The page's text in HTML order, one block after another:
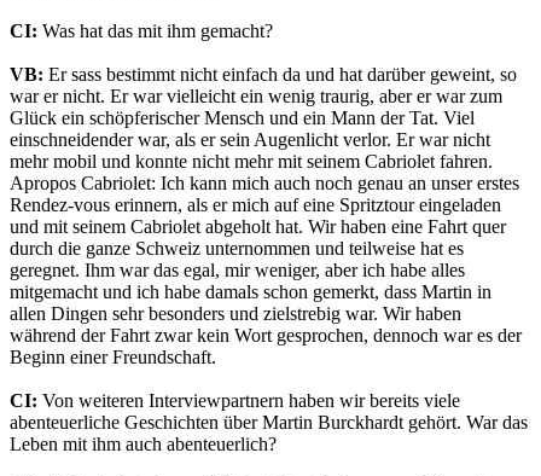
CI: Was hat das mit ihm gemacht?
VB: Er sass bestimmt nicht einfach da und hat darüber geweint, so
war er nicht. Er war vielleicht ein wenig traurig, aber er war zum
Glück ein schöpferischer Mensch und ein Mann der Tat. Viel
einschneidender war, als er sein Augenlicht verlor. Er war nicht
mehr mobil und konnte nicht mehr mit seinem Cabriolet fahren.
Apropos Cabriolet: Ich kann mich auch noch genau an unser erstes
Rendez-vous erinnern, als er mich auf eine Spritztour eingeladen
und mit seinem Cabriolet abgeholt hat. Wir haben eine Fahrt quer
durch die ganze Schweiz unternommen und teilweise hat es
geregnet. Ihm war das egal, mir weniger, aber ich habe alles
mitgemacht und ich habe damals schon gemerkt, dass Martin in
allen Dingen sehr besonders und zielstrebig war. Wir haben
während der Fahrt zwar kein Wort gesprochen, dennoch war es der
Beginn einer Freundschaft.
CI: Von weiteren Interviewpartnern haben wir bereits viele
abenteuerliche Geschichten über Martin Burckhardt gehört. War das
Leben mit ihm auch abenteuerlich?